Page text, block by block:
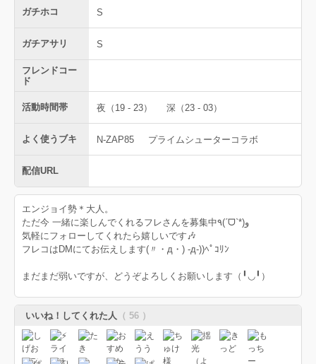
ガチホコ S
ガチアサリ S
フレンドコー
ド
活動時間帯 夜（19 - 23） 深（23 - 03）
よく使うブキ N-ZAP85 プライムシューターコラボ
配信URL
エンジョイ勢＊大人。
ただ今 一緒に楽しんでくれるフレさんを募集中٩(ˊᗜˋ*)و
気軽にフォローしてくれたら嬉しいです🎶
フレコはDMにてお伝えします(〃・д・) -д-))ﾍﾟｺﾘﾝ
まだまだ弱いですが、どうぞよろしくお願いします（╹◡╹）
いいね！してくれた人 （ 56 ）